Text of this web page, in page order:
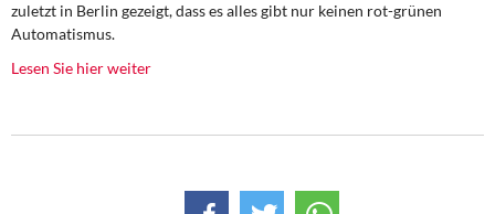
DIE LINKE
Weitere Themen
zuletzt in Berlin gezeigt, dass es alles gibt nur keinen rot-grünen
Automatismus.
Lesen Sie hier weiter